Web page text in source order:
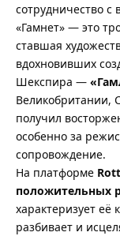
сотрудничество
«Гамнет» — это
ставшая
вдохновивших
Шекспира —
Великобритании,
получил
особенно за
сопровождение.
На платформе
положительных
характеризует
разбивает и